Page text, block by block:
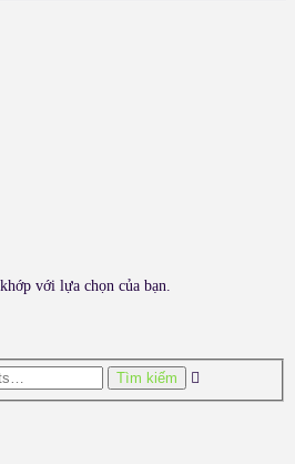
với lựa chọn của bạn.
Tìm kiếm